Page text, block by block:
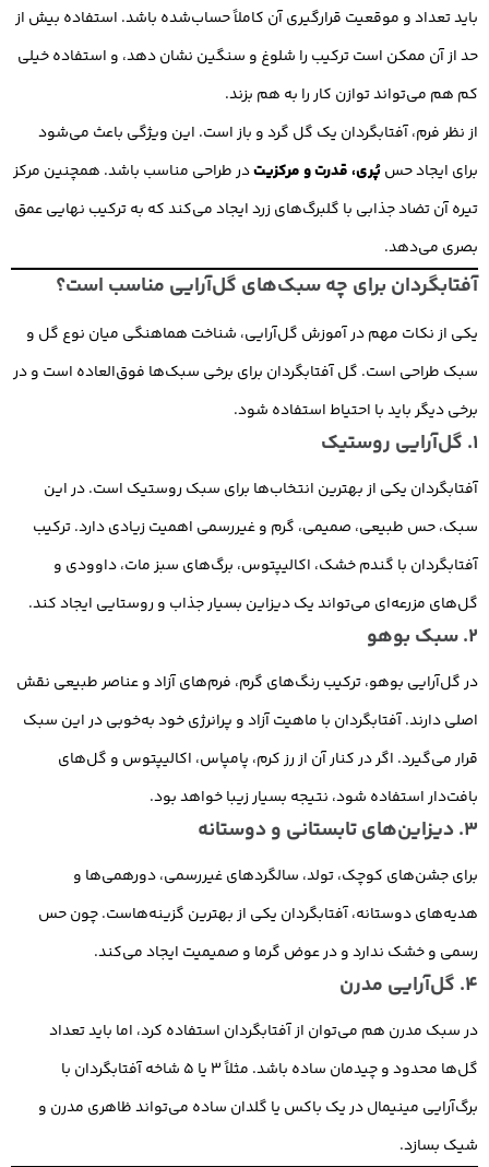
باید تعداد و موقعیت قرارگیری آن کاملاً حساب‌شده باشد. استفاده بیش از
حد از آن ممکن است ترکیب را شلوغ و سنگین نشان دهد، و استفاده خیلی
کم هم می‌تواند توازن کار را به هم بزند.
از نظر فرم، آفتابگردان یک گل گرد و باز است. این ویژگی باعث می‌شود
برای ایجاد حسپُری، قدرت و مرکزیتدر طراحی مناسب باشد. همچنین مرکز
تیره آن تضاد جذابی با گلبرگ‌های زرد ایجاد می‌کند که به ترکیب نهایی عمق
بصری می‌دهد.
آفتابگردان برای چه سبک‌های گل‌آرایی مناسب است؟
یکی از نکات مهم در آموزش گل‌آرایی، شناخت هماهنگی میان نوع گل و
سبک طراحی است. گل آفتابگردان برای برخی سبک‌ها فوق‌العاده است و در
برخی دیگر باید با احتیاط استفاده شود.
1. گل‌آرایی روستیک
آفتابگردان یکی از بهترین انتخاب‌ها برای سبک روستیک است. در این
سبک، حس طبیعی، صمیمی، گرم و غیررسمی اهمیت زیادی دارد. ترکیب
آفتابگردان با گندم خشک، اکالیپتوس، برگ‌های سبز مات، داوودی و
گل‌های مزرعه‌ای می‌تواند یک دیزاین بسیار جذاب و روستایی ایجاد کند.
2. سبک بوهو
در گل‌آرایی بوهو، ترکیب رنگ‌های گرم، فرم‌های آزاد و عناصر طبیعی نقش
اصلی دارند. آفتابگردان با ماهیت آزاد و پرانرژی خود به‌خوبی در این سبک
قرار می‌گیرد. اگر در کنار آن از رز کرم، پامپاس، اکالیپتوس و گل‌های
بافت‌دار استفاده شود، نتیجه بسیار زیبا خواهد بود.
3. دیزاین‌های تابستانی و دوستانه
برای جشن‌های کوچک، تولد، سالگردهای غیررسمی، دورهمی‌ها و
هدیه‌های دوستانه، آفتابگردان یکی از بهترین گزینه‌هاست. چون حس
رسمی و خشک ندارد و در عوض گرما و صمیمیت ایجاد می‌کند.
4. گل‌آرایی مدرن
در سبک مدرن هم می‌توان از آفتابگردان استفاده کرد، اما باید تعداد
گل‌ها محدود و چیدمان ساده باشد. مثلاً ۳ یا ۵ شاخه آفتابگردان با
برگ‌آرایی مینیمال در یک باکس یا گلدان ساده می‌تواند ظاهری مدرن و
شیک بسازد.